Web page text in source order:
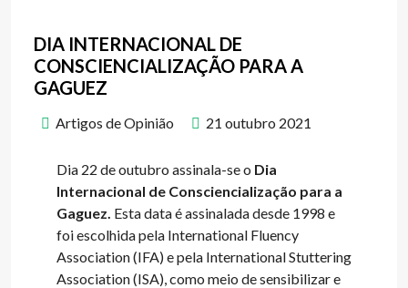
DIA INTERNACIONAL DE
CONSCIENCIALIZAÇÃO PARA A
GAGUEZ
Artigos de Opinião 21 outubro 2021
Dia 22 de outubro assinala-se o Dia
Internacional de Consciencialização para a
Gaguez. Esta data é assinalada desde 1998 e
foi escolhida pela International Fluency
Association (IFA) e pela International Stuttering
Association (ISA), como meio de sensibilizar e